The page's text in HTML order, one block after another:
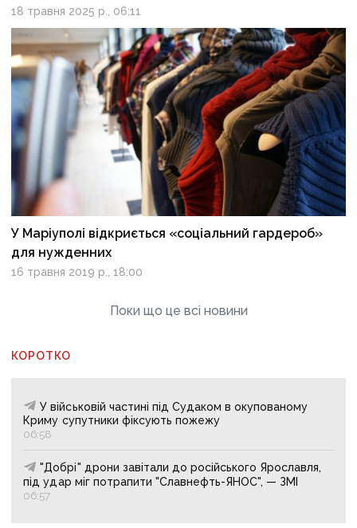
18 травня 2025 р., 06:11
У Маріуполі відкриється «соціальний гардероб»
для нужденних
16 травня 2019 р., 18:00
Поки що це всі новини
КОРОТКО
У військовій частині під Судаком в окупованому
Криму супутники фіксують пожежу
06:58
"Добрі" дрони завітали до російського Ярославля,
під удар міг потрапити "Славнефть-ЯНОС", — ЗМІ
06:57